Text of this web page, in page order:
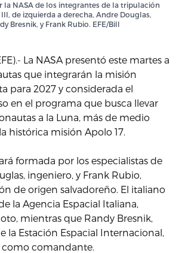
la NASA de los integrantes de la tripulación
de izquierda a derecha, Andre Douglas,
Bresnik, y Frank Rubio. EFE/Bill
La NASA presentó este martes a
que integrarán la misión
para 2027 y considerada el
en el programa que busca llevar
a la Luna, más de medio
histórica misión Apolo 17.
formada por los especialistas de
ingeniero, y Frank Rubio,
de origen salvadoreño. El italiano
la Agencia Espacial Italiana,
mientras que Randy Bresnik,
la Estación Espacial Internacional,
como comandante.